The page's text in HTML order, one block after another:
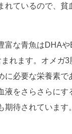
れているので、貧
富な青魚はDHAや
れます。オメガ
に必要な栄養素で
液をさらさらにす
待されています。